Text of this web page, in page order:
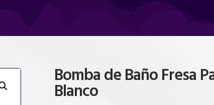
Bomba de Baño Fresa
Blanco